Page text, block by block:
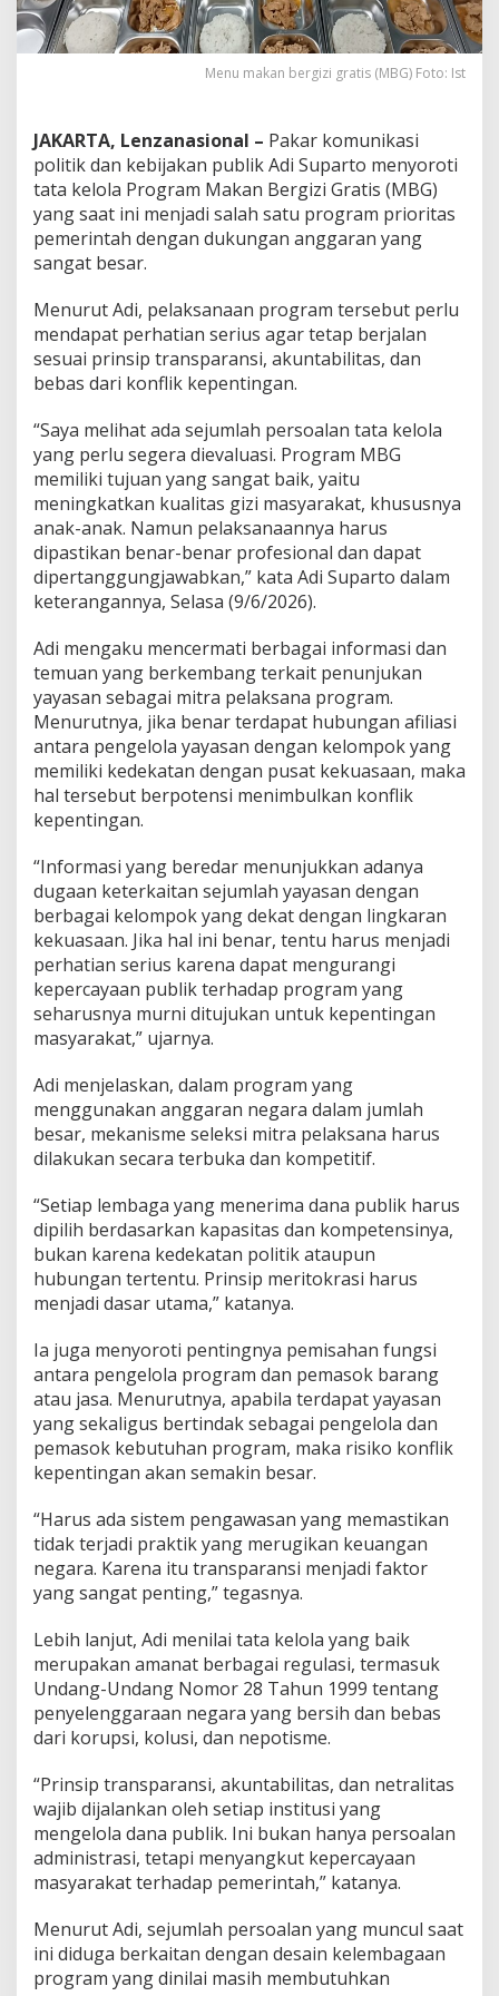
K
r
i
T
a
t
a
K
e
a
M
B
G
,
i
n
g
g
u
n
g
K
o
n
l
i
k
K
e
p
e
n
g
a
n
M
t
r
a
P
e
a
k
s
a
Menu makan bergizi gratis (MBG) Foto: Ist
JAKARTA, Lenzanasional – Pakar komunikasi
politik dan kebijakan publik Adi Suparto menyoroti
tata kelola Program Makan Bergizi Gratis (MBG)
yang saat ini menjadi salah satu program prioritas
pemerintah dengan dukungan anggaran yang
sangat besar.
Menurut Adi, pelaksanaan program tersebut perlu
mendapat perhatian serius agar tetap berjalan
sesuai prinsip transparansi, akuntabilitas, dan
bebas dari konflik kepentingan.
“Saya melihat ada sejumlah persoalan tata kelola
yang perlu segera dievaluasi. Program MBG
memiliki tujuan yang sangat baik, yaitu
meningkatkan kualitas gizi masyarakat, khususnya
anak-anak. Namun pelaksanaannya harus
dipastikan benar-benar profesional dan dapat
dipertanggungjawabkan,” kata Adi Suparto dalam
keterangannya, Selasa (9/6/2026).
Adi mengaku mencermati berbagai informasi dan
temuan yang berkembang terkait penunjukan
yayasan sebagai mitra pelaksana program.
Menurutnya, jika benar terdapat hubungan afiliasi
antara pengelola yayasan dengan kelompok yang
memiliki kedekatan dengan pusat kekuasaan, maka
hal tersebut berpotensi menimbulkan konflik
kepentingan.
“Informasi yang beredar menunjukkan adanya
dugaan keterkaitan sejumlah yayasan dengan
berbagai kelompok yang dekat dengan lingkaran
kekuasaan. Jika hal ini benar, tentu harus menjadi
perhatian serius karena dapat mengurangi
kepercayaan publik terhadap program yang
seharusnya murni ditujukan untuk kepentingan
masyarakat,” ujarnya.
Adi menjelaskan, dalam program yang
menggunakan anggaran negara dalam jumlah
besar, mekanisme seleksi mitra pelaksana harus
dilakukan secara terbuka dan kompetitif.
“Setiap lembaga yang menerima dana publik harus
dipilih berdasarkan kapasitas dan kompetensinya,
bukan karena kedekatan politik ataupun
hubungan tertentu. Prinsip meritokrasi harus
menjadi dasar utama,” katanya.
Ia juga menyoroti pentingnya pemisahan fungsi
antara pengelola program dan pemasok barang
atau jasa. Menurutnya, apabila terdapat yayasan
yang sekaligus bertindak sebagai pengelola dan
pemasok kebutuhan program, maka risiko konflik
kepentingan akan semakin besar.
“Harus ada sistem pengawasan yang memastikan
tidak terjadi praktik yang merugikan keuangan
negara. Karena itu transparansi menjadi faktor
yang sangat penting,” tegasnya.
Lebih lanjut, Adi menilai tata kelola yang baik
merupakan amanat berbagai regulasi, termasuk
Undang-Undang Nomor 28 Tahun 1999 tentang
penyelenggaraan negara yang bersih dan bebas
dari korupsi, kolusi, dan nepotisme.
“Prinsip transparansi, akuntabilitas, dan netralitas
wajib dijalankan oleh setiap institusi yang
mengelola dana publik. Ini bukan hanya persoalan
administrasi, tetapi menyangkut kepercayaan
masyarakat terhadap pemerintah,” katanya.
Menurut Adi, sejumlah persoalan yang muncul saat
ini diduga berkaitan dengan desain kelembagaan
program yang dinilai masih membutuhkan